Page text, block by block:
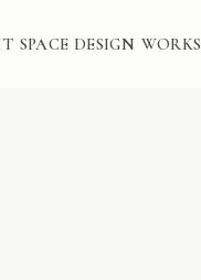
SPACE DESIGN WORKS